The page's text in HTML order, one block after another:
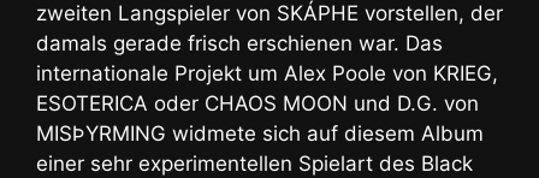
zweiten Langspieler von SKÁPHE vorstellen, der
damals gerade frisch erschienen war. Das
internationale Projekt um Alex Poole von KRIEG,
ESOTERICA oder CHAOS MOON und D.G. von
MISÞYRMING widmete sich auf diesem Album
einer sehr experimentellen Spielart des Black